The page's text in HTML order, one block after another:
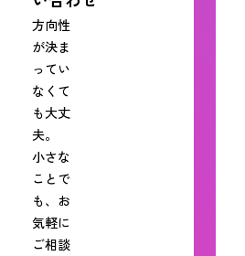
方向性
が決ま
ってい
なくて
も大丈
夫。
小さな
ことで
も、お
気軽に
ご相談